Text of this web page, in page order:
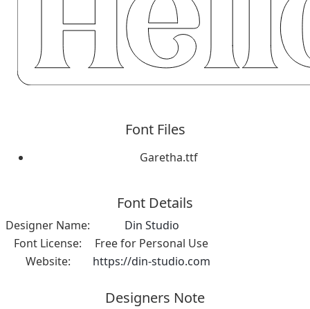
Font Files
Garetha.ttf
Font Details
Designer Name:
Din Studio
Font License:
Free for Personal Use
Website:
https://din-studio.com
Designers Note